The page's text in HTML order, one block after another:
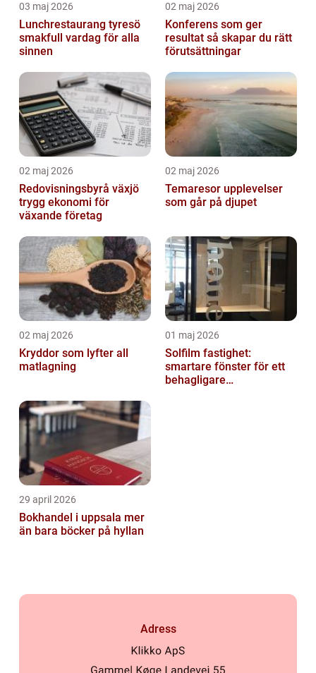
03 maj 2026
Lunchrestaurang tyresö
smakfull vardag för alla
sinnen
02 maj 2026
Konferens som ger
resultat så skapar du rätt
förutsättningar
02 maj 2026
Redovisningsbyrå växjö
trygg ekonomi för
växande företag
02 maj 2026
Temaresor upplevelser
som går på djupet
02 maj 2026
Kryddor som lyfter all
matlagning
01 maj 2026
Solfilm fastighet:
smartare fönster för ett
behagligare
29 april 2026
Bokhandel i uppsala mer
än bara böcker på hyllan
Adress